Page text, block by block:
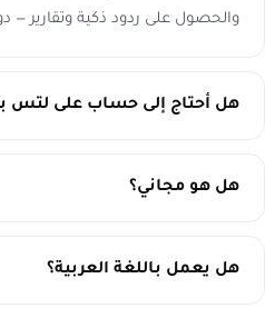
والحصول على ردود ذكية وتقارير —
هل أحتاج إلى حساب على لتس
هل هو مجاني؟
هل يعمل باللغة العربية؟